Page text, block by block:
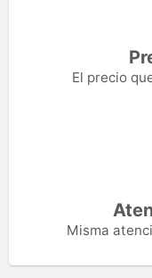
El precio
Misma